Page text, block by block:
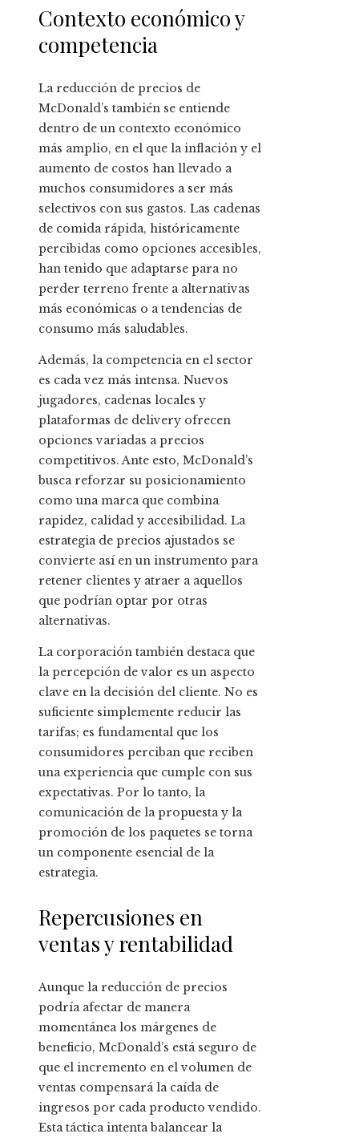
Contexto económico y
competencia
La reducción de precios de
McDonald’s también se entiende
dentro de un contexto económico
más amplio, en el que la inflación y el
aumento de costos han llevado a
muchos consumidores a ser más
selectivos con sus gastos. Las cadenas
de comida rápida, históricamente
percibidas como opciones accesibles,
han tenido que adaptarse para no
perder terreno frente a alternativas
más económicas o a tendencias de
consumo más saludables.
Además, la competencia en el sector
es cada vez más intensa. Nuevos
jugadores, cadenas locales y
plataformas de delivery ofrecen
opciones variadas a precios
competitivos. Ante esto, McDonald’s
busca reforzar su posicionamiento
como una marca que combina
rapidez, calidad y accesibilidad. La
estrategia de precios ajustados se
convierte así en un instrumento para
retener clientes y atraer a aquellos
que podrían optar por otras
alternativas.
La corporación también destaca que
la percepción de valor es un aspecto
clave en la decisión del cliente. No es
suficiente simplemente reducir las
tarifas; es fundamental que los
consumidores perciban que reciben
una experiencia que cumple con sus
expectativas. Por lo tanto, la
comunicación de la propuesta y la
promoción de los paquetes se torna
un componente esencial de la
estrategia.
Repercusiones en
ventas y rentabilidad
Aunque la reducción de precios
podría afectar de manera
momentánea los márgenes de
beneficio, McDonald’s está seguro de
que el incremento en el volumen de
ventas compensará la caída de
ingresos por cada producto vendido.
Esta táctica intenta balancear la